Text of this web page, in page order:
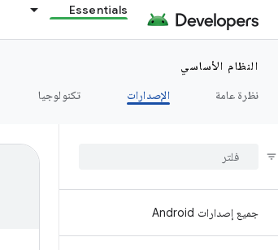
Essentials
النظام الأساسي
نظرة عامة
الإصدارات تكنولوجيا
جميع إصدارات Android